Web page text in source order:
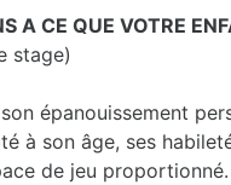
A CE QUE VOTRE
stage)
épanouissement
à son âge, ses
de jeu proportionné.